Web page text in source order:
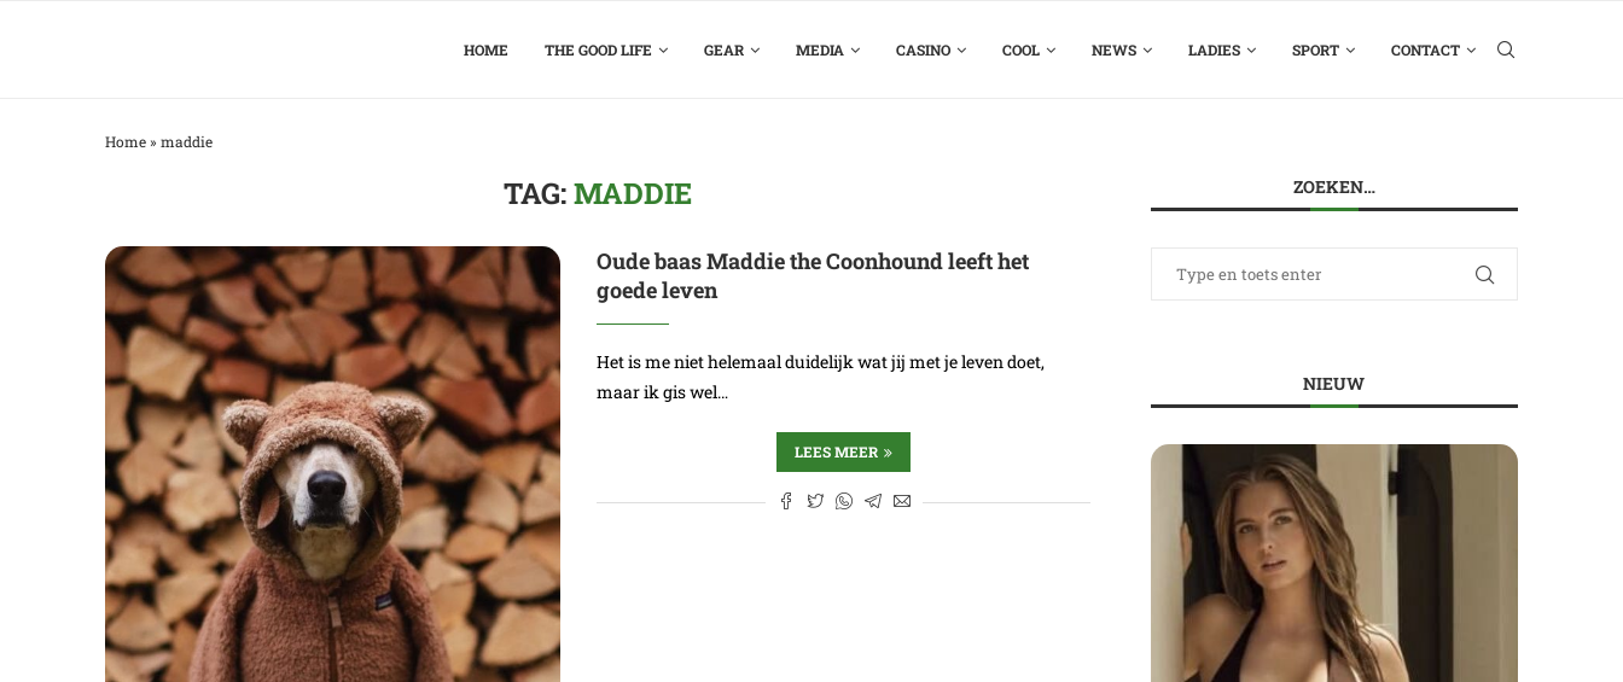
HOME THE GOOD LIFE GEAR MEDIA CASINO COOL NEWS LADIES SPORT CONTACT
Home» maddie
TAG:MADDIE
Oude baas Maddie the Coonhound leeft het
goede leven
Het is me niet helemaal duidelijk wat jij met je leven doet,
maar ik gis wel…
LEES MEER
ZOEKEN…
NIEUW